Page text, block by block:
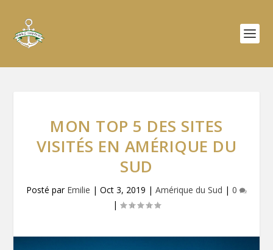
MON TOP 5 DES SITES
VISITÉS EN AMÉRIQUE DU
SUD
Posté par Emilie | Oct 3, 2019 | Amérique du Sud | 0
|